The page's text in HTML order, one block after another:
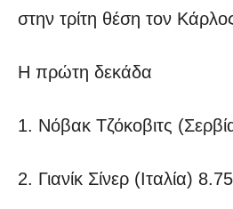
στην τρίτη θέση τον
Η πρώτη δεκάδα
1. Νόβακ Τζόκοβιτς
2. Γιανίκ Σίνερ (Ιταλία)